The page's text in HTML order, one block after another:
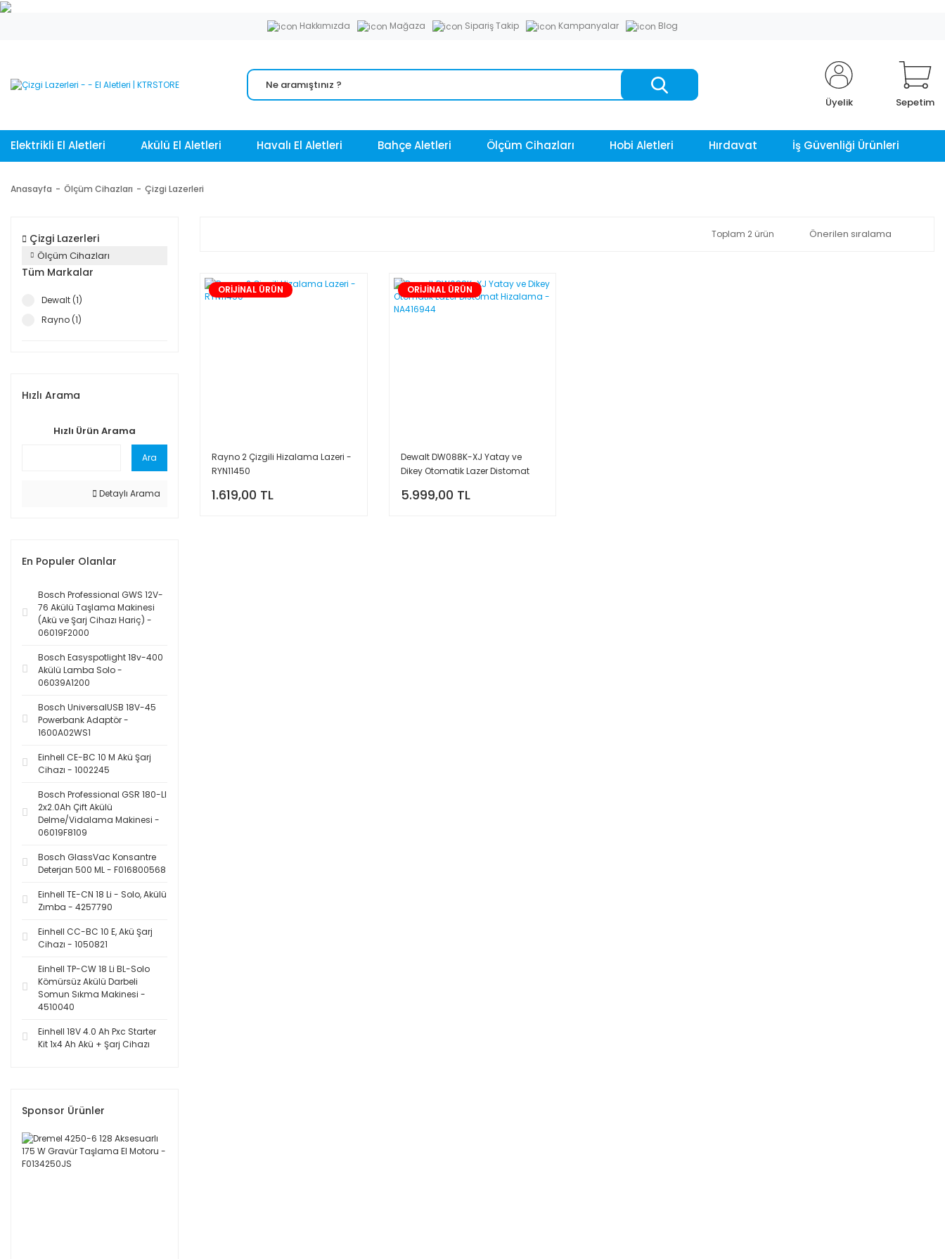
Hakkımızda Mağaza Sipariş Takip Kampanyalar Blog
Üyelik Sepetim
Elektrikli El Aletleri Akülü El Aletleri Havalı El Aletleri Bahçe Aletleri Ölçüm Cihazları Hobi Aletleri Hırdavat İş Güvenliği Ürünleri
Anasayfa Ölçüm Cihazları Çizgi Lazerleri
Çizgi Lazerleri
Ölçüm Cihazları
Tüm Markalar
Dewalt (1)
Rayno (1)
Hızlı Arama
Hızlı Ürün Arama
Ara
Detaylı Arama
En Populer Olanlar
Bosch Professional GWS 12V-
76 Akülü Taşlama Makinesi
(Akü ve Şarj Cihazı Hariç) -
06019F2000
Bosch Easyspotlight 18v-400
Akülü Lamba Solo -
06039A1200
Bosch UniversalUSB 18V-45
Powerbank Adaptör -
1600A02WS1
Einhell CE-BC 10 M Akü Şarj
Cihazı - 1002245
Bosch Professional GSR 180-LI
2x2.0Ah Çift Akülü
Delme/Vidalama Makinesi -
06019F8109
Bosch GlassVac Konsantre
Deterjan 500 ML - F016800568
Einhell TE-CN 18 Li - Solo, Akülü
Zımba - 4257790
Einhell CC-BC 10 E, Akü Şarj
Cihazı - 1050821
Einhell TP-CW 18 Li BL-Solo
Kömürsüz Akülü Darbeli
Somun Sıkma Makinesi -
4510040
Einhell 18V 4.0 Ah Pxc Starter
Kit 1x4 Ah Akü + Şarj Cihazı
Sponsor Ürünler
Toplam 2 ürün
ORİJİNAL ÜRÜN
Rayno 2 Çizgili Hizalama Lazeri -
RYN11450
1.619,00 TL
ORİJİNAL ÜRÜN
Dewalt DW088K-XJ Yatay ve
Dikey Otomatik Lazer Distomat
5.999,00 TL